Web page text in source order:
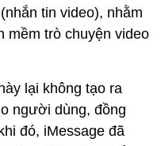
tin video), nhằm
mềm trò chuyện video
lại không tạo ra
người dùng, đồng
đó, iMessage đã